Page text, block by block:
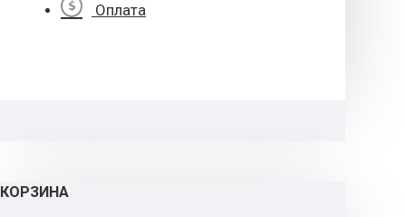
Оплата
КОРЗИНА